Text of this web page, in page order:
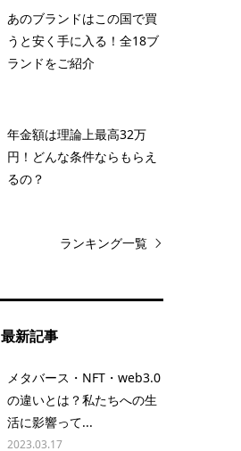
あのブランドはこの国で買
うと安く手に入る！全18ブ
ランドをご紹介
年金額は理論上最高32万
円！どんな条件ならもらえ
るの？
ランキング一覧
最新記事
メタバース・NFT・web3.0
の違いとは？私たちへの生
活に影響って...
2023.03.17